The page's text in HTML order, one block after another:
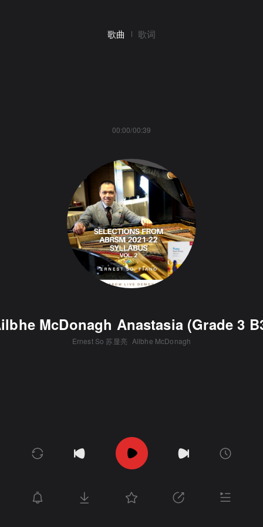
歌曲 歌词
00:00/00:39
McDonagh Anastasia (Grade 3
Ernest So 苏显亮 Ailbhe McDonagh